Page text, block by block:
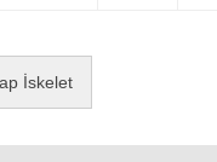
İskelet